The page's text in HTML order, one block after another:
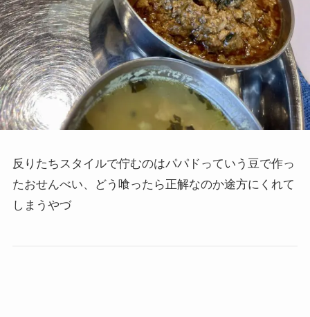
反りたちスタイルで佇むのはパパドっていう豆で作っ
たおせんべい、どう喰ったら正解なのか途方にくれて
しまうやづ